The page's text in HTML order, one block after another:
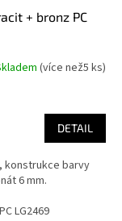
(více než5 ks)
DETAIL
konstrukce barvy
6 mm.
LG2469